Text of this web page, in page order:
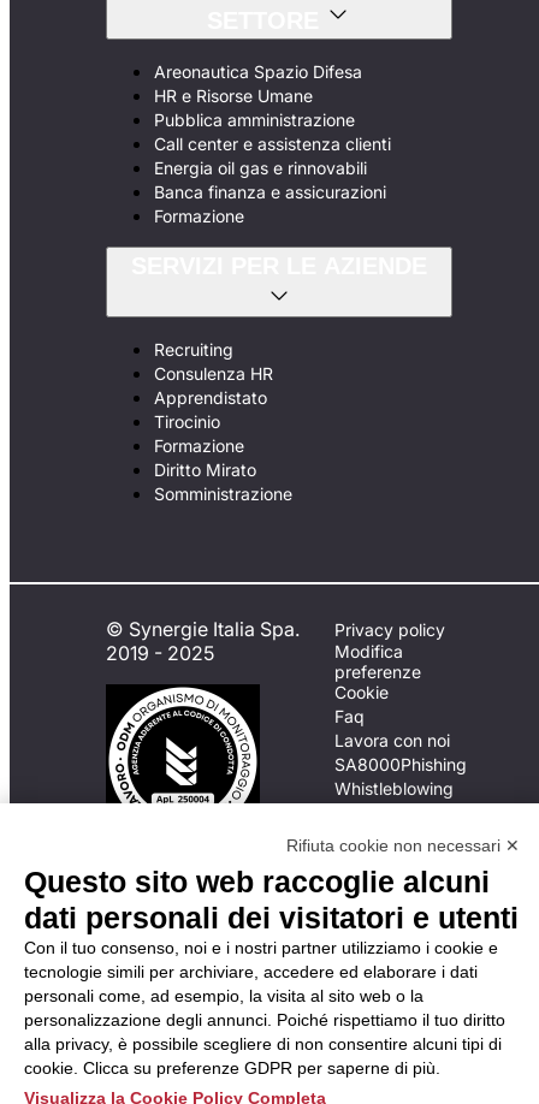
Areonautica Spazio Difesa
HR e Risorse Umane
Pubblica amministrazione
Call center e assistenza clienti
Energia oil gas e rinnovabili
Banca finanza e assicurazioni
Formazione
Recruiting
Consulenza HR
Apprendistato
Tirocinio
Formazione
Diritto Mirato
Somministrazione
© Synergie Italia Spa.
2019 - 2025
In caso di
inadempimento da parte
della ApL delle
disposizioni
del Codice di Condotta, è
possibile presentare un
reclamo
all’Organismo di
Monitoraggio utilizzando
una delle modalità
Privacy policy
Modifica
preferenze
Cookie
Faq
Lavora con noi
SA8000Phishing
Whistleblowing
Rifiuta cookie non necessari ✕
Questo sito web raccoglie alcuni
dati personali dei visitatori e utenti
Con il tuo consenso, noi e i nostri partner utilizziamo i cookie e
tecnologie simili per archiviare, accedere ed elaborare i dati
personali come, ad esempio, la visita al sito web o la
personalizzazione degli annunci. Poiché rispettiamo il tuo diritto
alla privacy, è possibile scegliere di non consentire alcuni tipi di
cookie. Clicca su preferenze GDPR per saperne di più.
Visualizza la Cookie Policy Completa